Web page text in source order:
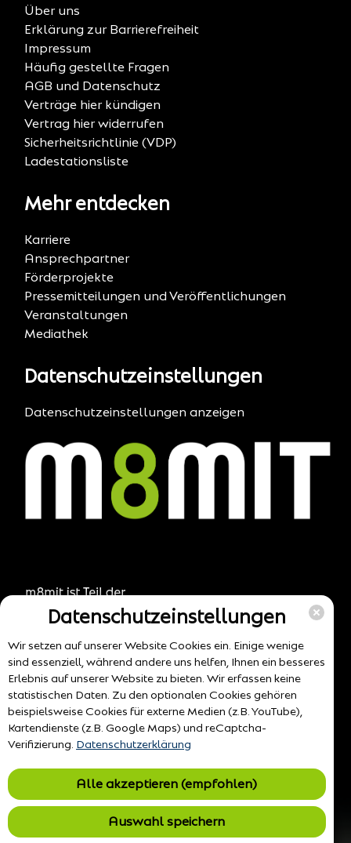
Über uns
Erklärung zur Barrierefreiheit
Impressum
Häufig gestellte Fragen
AGB und Datenschutz
Verträge hier kündigen
Vertrag hier widerrufen
Sicherheitsrichtlinie (VDP)
Ladestationsliste
Mehr entdecken
Karriere
Ansprechpartner
Förderprojekte
Pressemitteilungen und Veröffentlichungen
Veranstaltungen
Mediathek
Datenschutzeinstellungen
Datenschutzeinstellungen anzeigen
Datenschutzeinstellungen
Wir setzen auf unserer Website Cookies ein. Einige wenige
sind essenziell, während andere uns helfen, Ihnen ein besseres
Erlebnis auf unserer Website zu bieten. Wir erfassen keine
statistischen Daten. Zu den optionalen Cookies gehören
beispielsweise Cookies für externe Medien (z.B. YouTube),
Kartendienste (z.B. Google Maps) und reCaptcha-
Verifizierung. Datenschutzerklärung
Alle akzeptieren (empfohlen)
Auswahl speichern